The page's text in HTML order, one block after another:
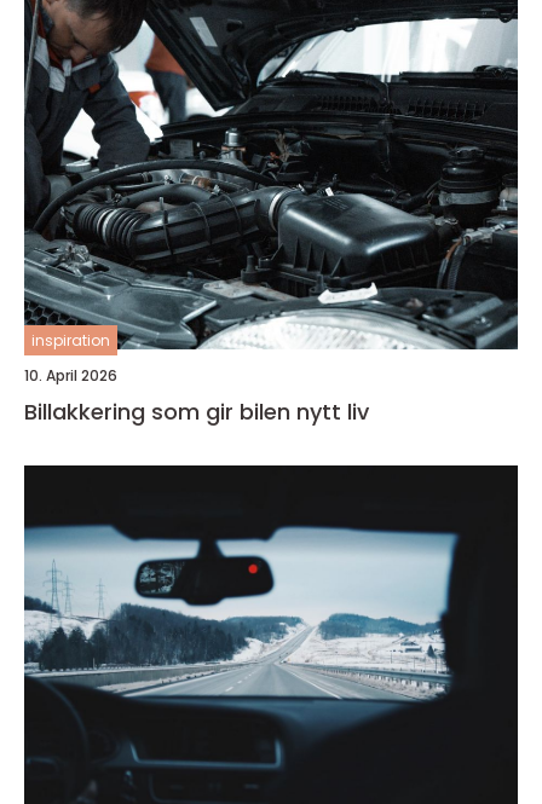
inspiration
10. April 2026
Billakkering som gir bilen nytt liv